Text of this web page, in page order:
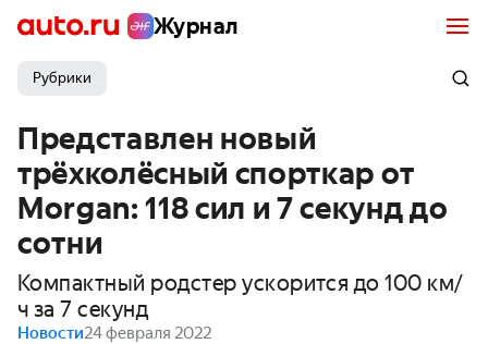
Журнал
Рубрики
Представлен новый
трёхколёсный спорткар от
Morgan: 118 сил и 7 секунд до
сотни
Компактный родстер ускорится до 100 км/
ч за 7 секунд
Новости24 февраля 2022